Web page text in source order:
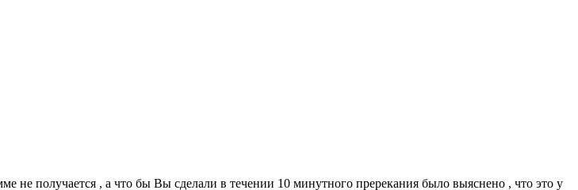
не получается , а что бы Вы сделали в течении 10 минутного пререкания было выяснено , что это у